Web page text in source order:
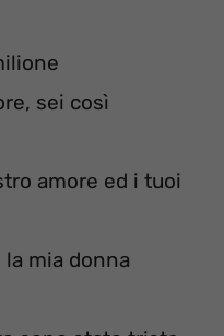
sei così
amore ed i tuoi
mia donna